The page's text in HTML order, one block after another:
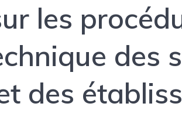
les
des
des